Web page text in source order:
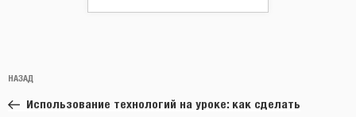
по
записям
Предыдущая
запись:
НАЗАД
Использование технологий на уроке: как сделать